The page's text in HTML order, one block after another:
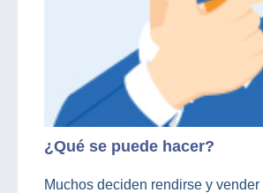
¿Qué se puede hacer?
Muchos deciden rendirse y